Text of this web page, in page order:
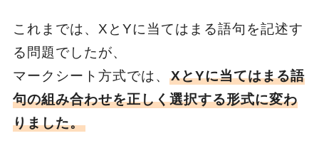
これまでは、XとYに当てはまる語句を記述す
る問題でしたが、
マークシート方式では、 XとYに当てはまる語
句の組み合わせを正しく選択する形式に変わ
りました。